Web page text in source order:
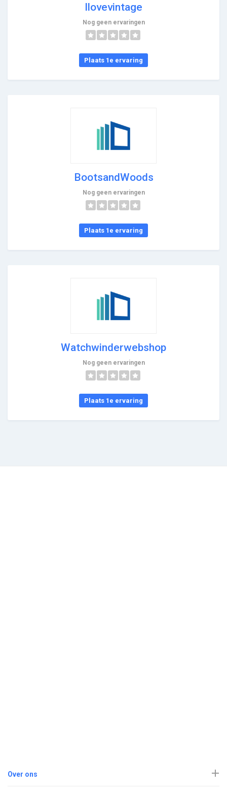
Ilovevintage
Nog geen ervaringen
Plaats 1e ervaring
BootsandWoods
Nog geen ervaringen
Plaats 1e ervaring
Watchwinderwebshop
Nog geen ervaringen
Plaats 1e ervaring
Over ons